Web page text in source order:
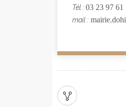
Tél :03 23 97 61
mail :